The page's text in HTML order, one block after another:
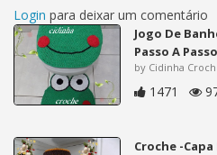
Login para deixar um comentário
Jogo De
Passo A
by Cidinha
1471
Croche -